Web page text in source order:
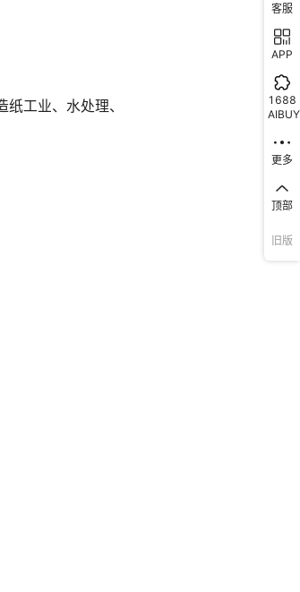
客服
APP
1688
AIBUY
更多
顶部
旧版